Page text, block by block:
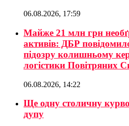
06.08.2026, 17:59
Майже 21 млн грн
активів: ДБР
підозру колишньому
логістики Повітряних
06.08.2026, 14:22
Ще одну столичну
дупу